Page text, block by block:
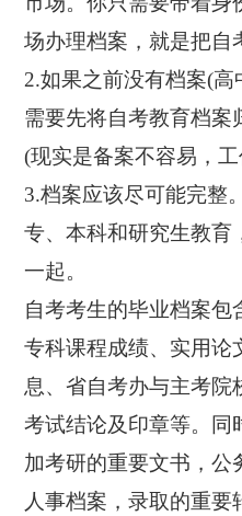
场办理档案，就是把自
2.如果之前没有档案(
需要先将自考教育档案
(现实是备案不容易，
3.档案应该尽可能完整
专、本科和研究生教育
一起。
自考考生的毕业档案包
专科课程成绩、实用论
息、省自考办与主考院
考试结论及印章等。同
加考研的重要文书，公
人事档案，录取的重